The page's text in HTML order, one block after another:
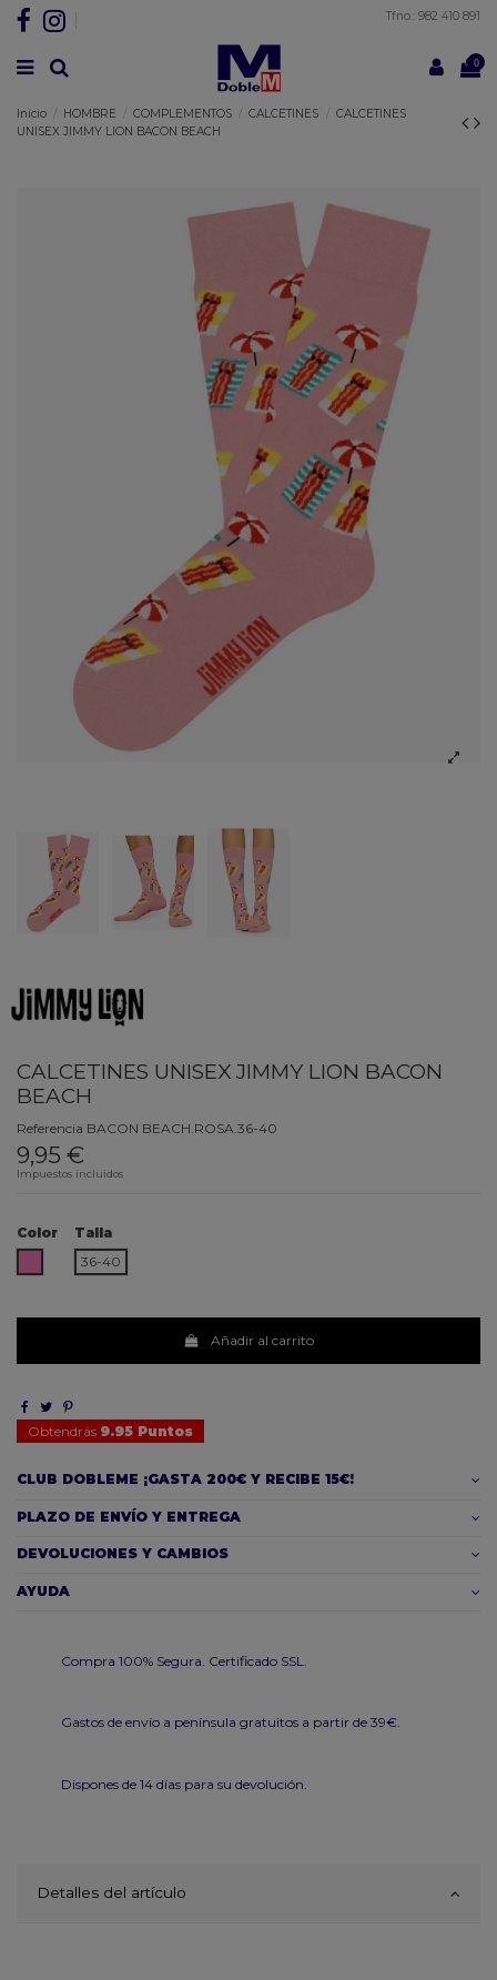
Tfno.: 982 410 891
0
Inicio HOMBRE COMPLEMENTOS CALCETINES
CALCETINES
UNISEX JIMMY LION BACON BEACH
CALCETINES UNISEX JIMMY LION BACON
BEACH
Referencia BACON BEACH.ROSA.36-40
9,95 €
Impuestos incluidos
Color
Talla
36-40
Añadir al carrito
Obtendrás 9.95 Puntos
CLUB DOBLEME ¡GASTA 200€ Y RECIBE 15€!
PLAZO DE ENVÍO Y ENTREGA
DEVOLUCIONES Y CAMBIOS
AYUDA
Compra 100% Segura. Certificado SSL.
Gastos de envío a península gratuitos a partir de 39€.
Dispones de 14 días para su devolución.
Detalles del artículo